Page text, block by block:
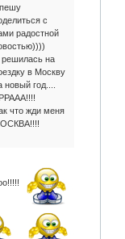
с
радостной
на
в Москву
новый год....
что жди меня